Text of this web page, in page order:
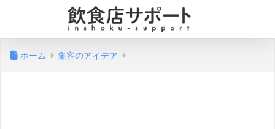
ホーム 集客のアイデア